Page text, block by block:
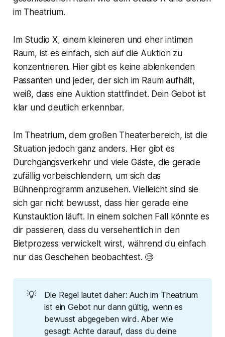
im Theatrium.
Im Studio X, einem kleineren und eher intimen
Raum, ist es einfach, sich auf die Auktion zu
konzentrieren. Hier gibt es keine ablenkenden
Passanten und jeder, der sich im Raum aufhält,
weiß, dass eine Auktion stattfindet. Dein Gebot ist
klar und deutlich erkennbar.
Im Theatrium, dem großen Theaterbereich, ist die
Situation jedoch ganz anders. Hier gibt es
Durchgangsverkehr und viele Gäste, die gerade
zufällig vorbeischlendern, um sich das
Bühnenprogramm anzusehen. Vielleicht sind sie
sich gar nicht bewusst, dass hier gerade eine
Kunstauktion läuft. In einem solchen Fall könnte es
dir passieren, dass du versehentlich in den
Bietprozess verwickelt wirst, während du einfach
nur das Geschehen beobachtest. 🧐
💡
Die Regel lautet daher: Auch im Theatrium
ist ein Gebot nur dann gültig, wenn es
bewusst abgegeben wird. Aber wie
gesagt: Achte darauf, dass du deine